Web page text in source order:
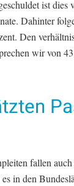
ist dies
Dahinter
Den
wir von
fallen
in den